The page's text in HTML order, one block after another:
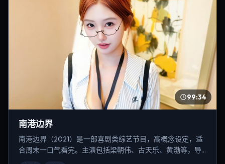
99:34
南港边界
南港边界（2021）是一部喜剧类综艺节目，高概念设定，适
合周末一口气看完。主演包括梁朝伟、古天乐、黄渤等，导